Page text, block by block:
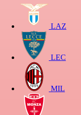
LAZ
LEC
MIL